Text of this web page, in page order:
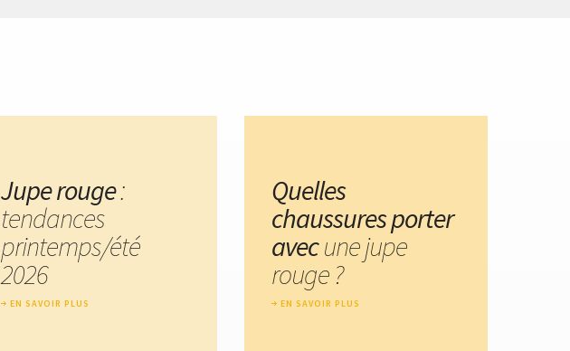
Jupe rouge:
tendances
printemps/été
2026
EN SAVOIR PLUS
Quelles
chaussures porter
avecune jupe
rouge ?
EN SAVOIR PLUS